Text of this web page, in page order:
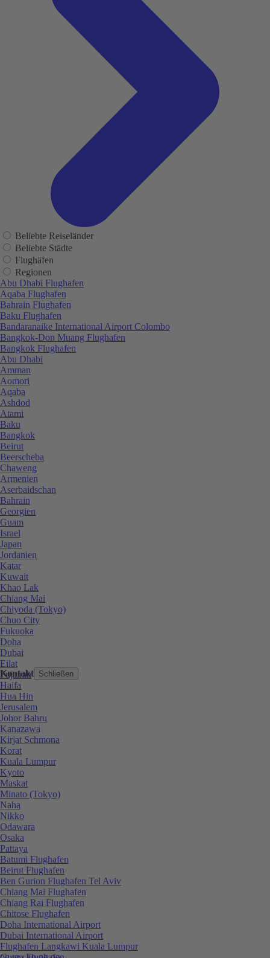
Kontakt Schließen
Beliebte Reiseländer
Beliebte Städte
Flughäfen
Regionen
Abu Dhabi Flughafen
Aqaba Flughafen
Bahrain Flughafen
Baku Flughafen
Bandaranaike International Airport Colombo
Bangkok-Don Muang Flughafen
Bangkok Flughafen
Abu Dhabi
Amman
Aomori
Aqaba
Ashdod
Atami
Baku
Bangkok
Beirut
Beerscheba
Chaweng
Armenien
Aserbaidschan
Bahrain
Georgien
Guam
Israel
Japan
Jordanien
Katar
Kuwait
Khao Lak
Chiang Mai
Chiyoda (Tokyo)
Chuo City
Fukuoka
Doha
Dubai
Eilat
Fujairah
Haifa
Hua Hin
Jerusalem
Johor Bahru
Kanazawa
Kirjat Schmona
Korat
Kuala Lumpur
Kyoto
Maskat
Minato (Tokyo)
Naha
Nikko
Odawara
Osaka
Pattaya
Batumi Flughafen
Beirut Flughafen
Ben Gurion Flughafen Tel Aviv
Chiang Mai Flughafen
Chiang Rai Flughafen
Chitose Flughafen
Doha International Airport
Dubai International Airport
Flughafen Langkawi Kuala Lumpur